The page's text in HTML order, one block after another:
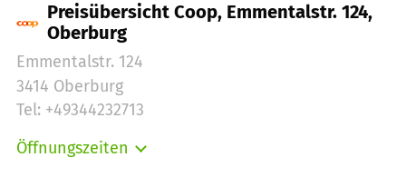
Preisübersicht Coop, Emmentalstr. 124,
Oberburg
Emmentalstr. 124
3414 Oberburg
Tel: +49344232713
Öffnungszeiten